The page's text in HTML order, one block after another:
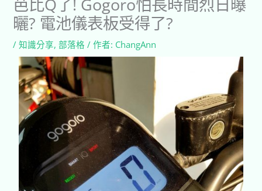
曬? 電池儀表板受得了?
/知識分享,部落格 / 作者: ChangAnn